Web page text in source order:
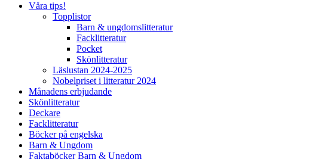
Våra tips!
Topplistor
Barn & ungdomslitteratur
Facklitteratur
Pocket
Skönlitteratur
Läslustan 2024-2025
Nobelpriset i litteratur 2024
Månadens erbjudande
Skönlitteratur
Deckare
Facklitteratur
Böcker på engelska
Barn & Ungdom
Faktaböcker Barn & Ungdom